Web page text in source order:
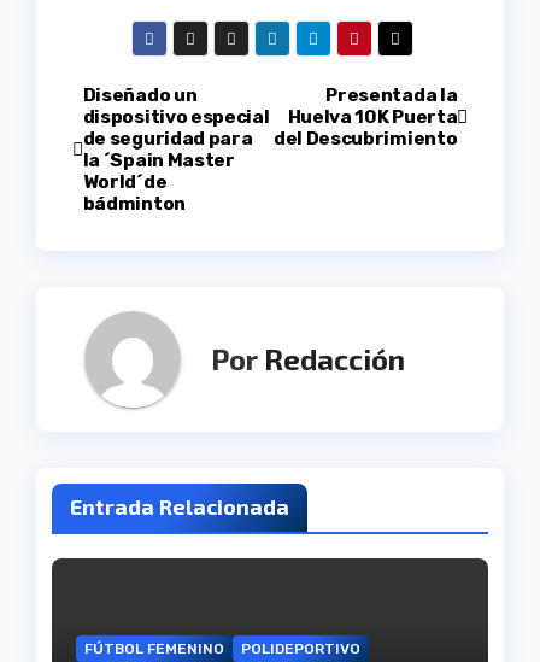
Navegación
de
entradas
Presentada la
Huelva 10K Puerta
del Descubrimiento
Diseñado un
dispositivo especial
de seguridad para
la ´Spain Master
World´de
bádminton
Por Redacción
Entrada Relacionada
FÚTBOL FEMENINO POLIDEPORTIVO